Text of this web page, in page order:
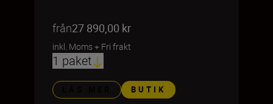
från27 890,00 kr
inkl. Moms+ Fri frakt
1 paket
BUTIK